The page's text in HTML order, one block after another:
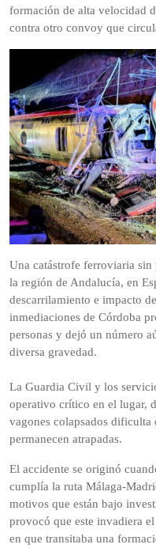
formación de alta velocidad
contra otro convoy que
Una catástrofe ferroviaria sin
la región de Andalucía, en
descarrilamiento e impacto
inmediaciones de Córdoba
personas y dejó un número
diversa gravedad.
La Guardia Civil y los
operativo crítico en el lugar,
vagones colapsados dificulta
permanecen atrapadas.
El accidente se originó
cumplía la ruta Málaga-
motivos que están bajo
provocó que este invadiera
en que transitaba una